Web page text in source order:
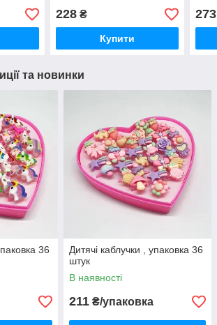
228₴
Купити
273
та новинки
36
Дитячі каблучки , упаковка 36
штук
В наявності
211 ₴/упаковка